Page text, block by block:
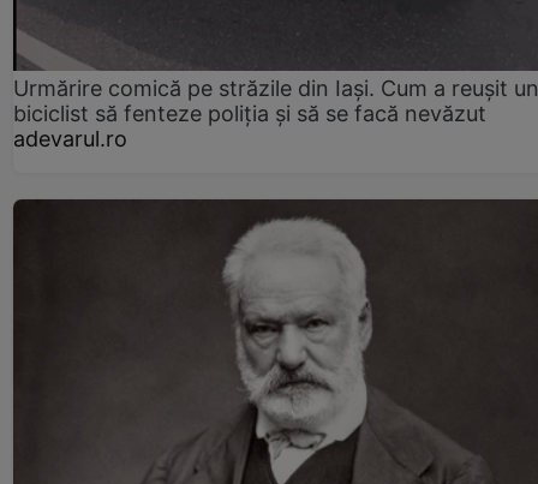
Urmărire comică pe străzile din Iași. Cum a reușit un
biciclist să fenteze poliția și să se facă nevăzut
adevarul.ro